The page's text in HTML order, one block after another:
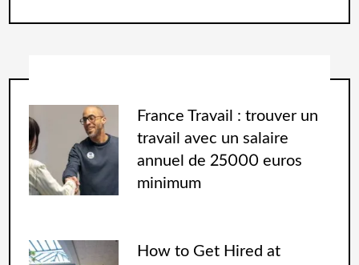
France Travail : trouver un
travail avec un salaire
annuel de 25000 euros
minimum
How to Get Hired at